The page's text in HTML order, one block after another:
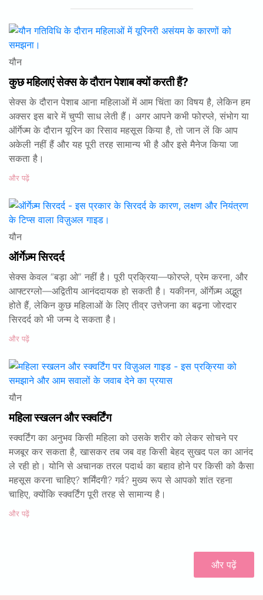
यौन
कुछ महिलाएं सेक्स के दौरान पेशाब क्यों करती हैं?
सेक्स के दौरान पेशाब आना महिलाओं में आम चिंता का विषय है, लेकिन हम
अक्सर इस बारे में चुप्पी साध लेती हैं। अगर आपने कभी फोरप्ले, संभोग या
ऑर्गेज्म के दौरान यूरिन का रिसाव महसूस किया है, तो जान लें कि आप
अकेली नहीं हैं और यह पूरी तरह सामान्य भी है और इसे मैनेज किया जा
सकता है।
और पढ़ें
यौन
ऑर्गेज़्म सिरदर्द
सेक्स केवल “बड़ा ओ” नहीं है। पूरी प्रक्रिया—फोरप्ले, प्रेम करना, और
आफ्टरग्लो—अद्वितीय आनंददायक हो सकती है। यकीनन, ऑर्गेज़्म अद्भुत
होते हैं, लेकिन कुछ महिलाओं के लिए तीव्र उत्तेजना का बढ़ना जोरदार
सिरदर्द को भी जन्म दे सकता है।
और पढ़ें
यौन
महिला स्खलन और स्क्वर्टिंग
स्क्वर्टिंग का अनुभव किसी महिला को उसके शरीर को लेकर सोचने पर
मजबूर कर सकता है, खासकर तब जब वह किसी बेहद सुखद पल का आनंद
ले रही हो। योनि से अचानक तरल पदार्थ का बहाव होने पर किसी को कैसा
महसूस करना चाहिए? शर्मिंदगी? गर्व? मुख्य रूप से आपको शांत रहना
चाहिए, क्योंकि स्क्वर्टिंग पूरी तरह से सामान्य है।
और पढ़ें
और पढ़ें